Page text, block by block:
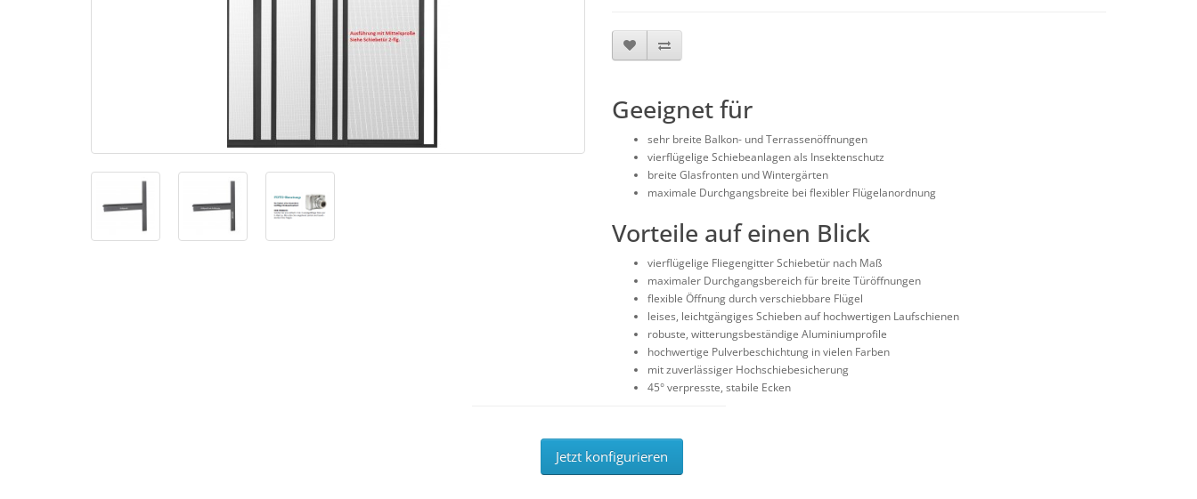
Geeignet für
sehr breite Balkon- und Terrassenöffnungen
vierflügelige Schiebeanlagen als Insektenschutz
breite Glasfronten und Wintergärten
maximale Durchgangsbreite bei flexibler Flügelanordnung
Vorteile auf einen Blick
vierflügelige Fliegengitter Schiebetür nach Maß
maximaler Durchgangsbereich für breite Türöffnungen
flexible Öffnung durch verschiebbare Flügel
leises, leichtgängiges Schieben auf hochwertigen Laufschienen
robuste, witterungsbeständige Aluminiumprofile
hochwertige Pulverbeschichtung in vielen Farben
mit zuverlässiger Hochschiebesicherung
45° verpresste, stabile Ecken
Jetzt konfigurieren